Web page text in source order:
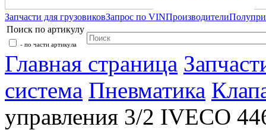
Запчасти для грузовиковЗапрос по VINПроизводители
Поиск по артикулу
- по части артикула
Главная страница
система Пневматика
управления 3/2 IVECO